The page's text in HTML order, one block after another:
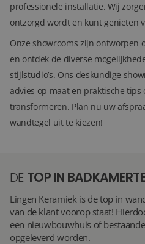
professionele installatie. Wij
ontzorgd wordt en kunt genieten
Onze showrooms zijn ontworpen
en ontdek de diverse
stijlstudio’s. Ons deskundige
advies op maat en praktische tips
transformeren. Plan nu uw
wandtegel uit te kiezen!
DE TOP IN
Lingen Keramiek is de top in
van de klant voorop staat!
een nieuwbouwhuis of
opgeleverd worden.